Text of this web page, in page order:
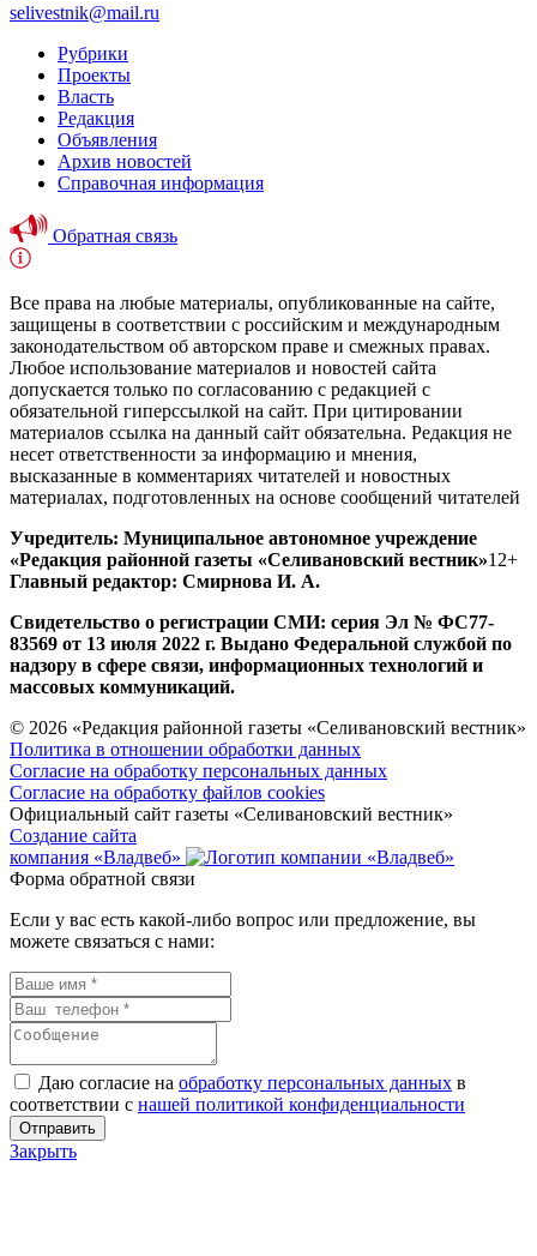
selivestnik@mail.ru
Рубрики
Проекты
Власть
Редакция
Объявления
Архив новостей
Справочная информация
Обратная связь
Все права на любые материалы, опубликованные на сайте,
защищены в соответствии с российским и международным
законодательством об авторском праве и смежных правах.
Любое использование материалов и новостей сайта
допускается только по согласованию с редакцией с
обязательной гиперссылкой на сайт. При цитировании
материалов ссылка на данный сайт обязательна. Редакция не
несет ответственности за информацию и мнения,
высказанные в комментариях читателей и новостных
материалах, подготовленных на основе сообщений читателей
Учредитель: Муниципальное автономное учреждение
«Редакция районной газеты «Селивановский вестник»12+
Главный редактор: Смирнова И. А.
Свидетельство о регистрации СМИ: серия Эл № ФС77-
83569 от 13 июля 2022 г. Выдано Федеральной службой по
надзору в сфере связи, информационных технологий и
массовых коммуникаций.
© 2026 «Редакция районной газеты «Селивановский вестник»
Политика в отношении обработки данных
Согласие на обработку персональных данных
Согласие на обработку файлов cookies
Официальный сайт газеты «Селивановский вестник»
Создание сайта
компания «Владвеб»
Форма обратной связи
Если у вас есть какой-либо вопрос или предложение, вы
можете связаться с нами:
Даю согласие на обработку персональных данных в
соответствии с нашей политикой конфиденциальности
Закрыть